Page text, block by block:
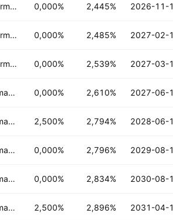
Germany 3 Month Government Bonds Yield 0,000% 2,445% 2026-11-
Germany 6 Month Government Bonds Yield 0,000% 2,485% 2027-02-
Germany 9 Month Government Bonds Yield 0,000% 2,539% 2027-03-
Germany 1 Year Government Bonds Yield 0,000% 2,610% 2027-06-
Germany 2 Year Government Bonds Yield 2,500% 2,794% 2028-06-
Germany 3 Year Government Bonds Yield 0,000% 2,796% 2029-08-
Germany 4 Year Government Bonds Yield 0,000% 2,834% 2030-08-
Germany 5 Year Government Bonds Yield 2,500% 2,896% 2031-04-